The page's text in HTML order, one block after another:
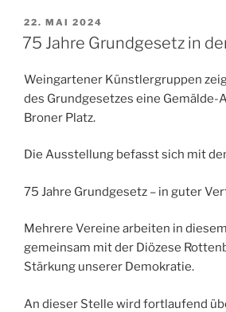
VERÖFFENTLICHT
AM
22. MAI 2024
75 Jahre Grundgesetz in
Weingartener Künstlergruppen
des Grundgesetzes eine Gemälde-
Broner Platz.
Die Ausstellung befasst sich mit
75 Jahre Grundgesetz – in guter
Mehrere Vereine arbeiten in
gemeinsam mit der Diözese
Stärkung unserer Demokratie.
An dieser Stelle wird fortlaufend